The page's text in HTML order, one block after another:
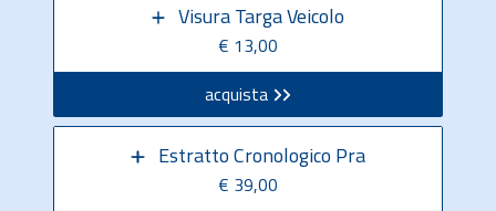
Visura Targa Veicolo
€ 13,00
acquista
Estratto Cronologico Pra
€ 39,00